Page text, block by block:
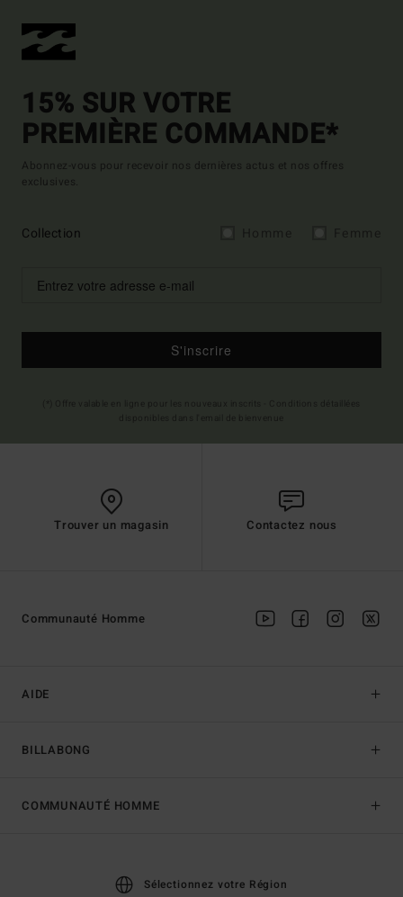
15% SUR VOTRE
PREMIÈRE COMMANDE*
Abonnez-vous pour recevoir nos dernières actus et nos offres
exclusives.
Collection
S'inscrire
Trouver un magasin Contactez nous
AIDE
BILLABONG
Communauté Homme
COMMUNAUTÉ HOMME
Sélectionnez votre Région